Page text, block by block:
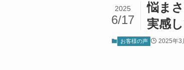
悩ま
実感
2025
6/17
お客様の声 2025年3